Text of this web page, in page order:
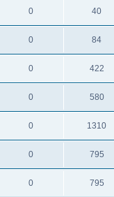
0 40
0 84
0 422
0 580
0 1310
0 795
0 795